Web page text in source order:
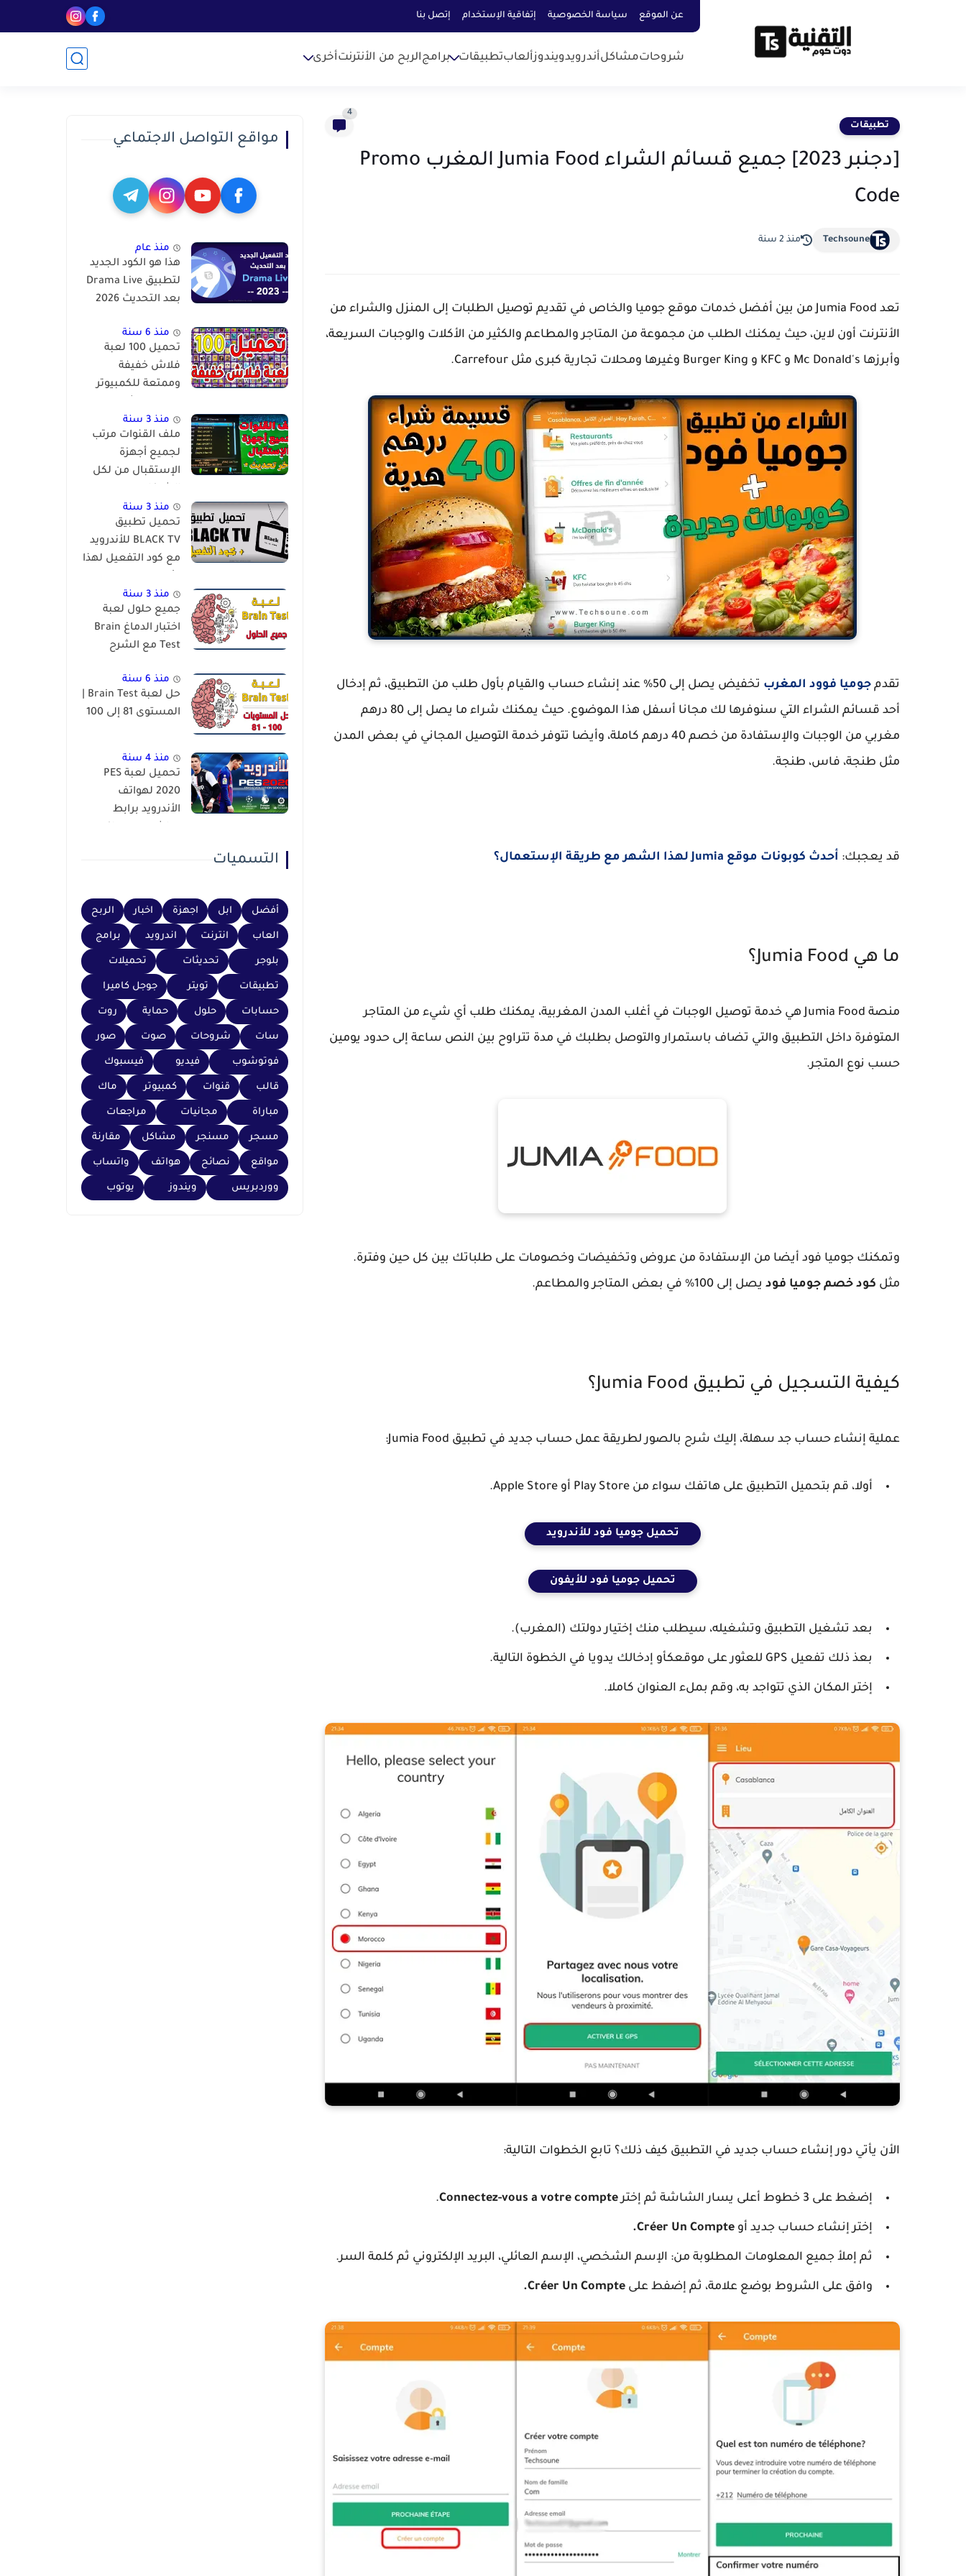
عن الموقع سياسة الخصوصية إتفاقية الإستخدام إتصل بنا
شروحاتمشاكلأندرويدويندوزألعابتطبيقات برامجالربح من الأنترنتأخرى
تطبيقات
4
[دجنبر 2023] جميع قسائم الشراء Jumia Food المغرب Promo
Code
Techsoune منذ 2 سنة
تعد Jumia Food من بين أفضل خدمات موقع جوميا والخاص في تقديم توصيل الطلبات إلى المنزل والشراء من
الأنترنت أون لاين، حيث يمكنك الطلب من مجموعة من المتاجر والمطاعم والكثير من الأكلات والوجبات السريعة،
وأبرزها Mc Donald's و KFC و Burger King وغيرها ومحلات تجارية كبرى مثل Carrefour.
تقدم جوميا فوود المغرب
تخفيض يصل إلى 50% عند إنشاء حساب والقيام بأول طلب من التطبيق، ثم إدخال
أحد قسائم الشراء التي سنوفرها لك مجانا أسفل هذا الموضوع. حيث يمكنك شراء ما يصل إلى 80 درهم
مغربي من الوجبات والإستفادة من خصم 40 درهم كاملة، وأيضا تتوفر خدمة التوصيل المجاني في بعض المدن
مثل طنجة، فاس، طنجة.
قد يعجبك: أحدث كوبونات موقع Jumia لهذا الشهر مع طريقة الإستعمال؟
ما هي Jumia Food؟
منصة Jumia Food هي خدمة توصيل الوجبات في أغلب المدن المغربية، يمكنك طلب أي شيء من المتاجر
المتوفرة داخل التطبيق والتي تضاف باستمرار والتوصل بطلبك في مدة تتراوح بين النص ساعة إلى حدود يومين
حسب نوع المتجر.
وتمكنك جوميا فود أيضا من الإستفادة من عروض وتخفيضات وخصومات على طلباتك بين كل حين وفترة.
مثل كود خصم جوميا فود يصل إلى 100% في بعض المتاجر والمطاعم.
كيفية التسجيل في تطبيق Jumia Food؟
عملية إنشاء حساب جد سهلة، إليك شرح بالصور لطريقة عمل حساب جديد في تطبيق Jumia Food:
أولا، قم بتحميل التطبيق على هاتفك سواء من Play Store أو Apple Store.
تحميل جوميا فود للأندرويد
تحميل جوميا فود للأيفون
بعد تشغيل التطبيق وتشغيله، سيطلب منك إختيار دولتك (المغرب).
بعذ ذلك تفعيل GPS للعثور على موقعكأو إدخالك يدويا في الخطوة التالية.
إختر المكان الذي تتواجد به، وقم بملء العنوان كاملا.
الأن يأتي دور إنشاء حساب جديد في التطبيق كيف ذلك؟ تابع الخطوات التالية:
إضغط على 3 خطوط أعلى يسار الشاشة ثم إختر Connectez-vous a votre compte
.
إختر إنشاء حساب جديد أو Créer Un Compte.
ثم إملأ جميع المعلومات المطلوبة من: الإسم الشخصي، الإسم العائلي، البريد الإلكتروني ثم كلمة السر.
وافق على الشروط بوضع علامة، ثم إضفط على Créer Un Compte.
مواقع التواصل الاجتماعي
منذ عام
هذا هو الكود الجديد
لتطبيق Drama Live
بعد التحديث 2026
منذ 6 سنة
تحميل 100 لعبة
فلاش خفيفة
وممتعة للكمبيوتر
منذ 3 سنة
ملف القنوات مرتب
لجميع أجهزة
الإستقبال من لكل
والمعالجات
منذ 3 سنة
تحميل تطبيق
BLACK TV للأندرويد
مع كود التفعيل لهذا
منذ 3 سنة
جميع حلول لعبة
اختبار الدماغ Brain
Test مع الشرح
منذ 6 سنة
المستوى 81 إلى 100
منذ 4 سنة
تحميل لعبة PES
2020 لهواتف
الأندرويد برابط
التسميات
أفضل ابل اجهزة اخبار الربح
العاب انترنت اندرويد برامج
بلوجر تحديثات تحميلات
تطبيقات تويتر جوجل كاميرا
حسابات حلول حماية روت
سات شروحات صوت صور
فوتوشوب فيديو فيسبوك
قالب قنوات كمبيوتر ماك
مباراة مجانيات مراجعات
مسجر مسنجر مشاكل مقارنة
مواقع نصائح هواتف واتساب
ووردبريس ويندوز يوتوب